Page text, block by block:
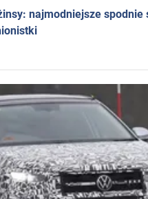
najmodniejsze spodnie